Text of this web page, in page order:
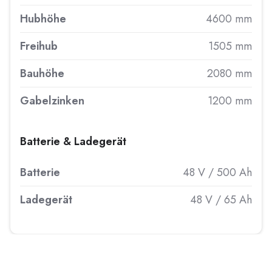
Hubhöhe
4600 mm
Freihub
1505 mm
Bauhöhe
2080 mm
Gabelzinken
1200 mm
Batterie & Ladegerät
Batterie
48 V / 500 Ah
Ladegerät
48 V / 65 Ah